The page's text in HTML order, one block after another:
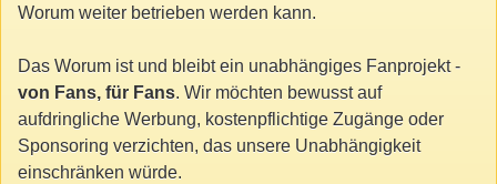
Worum weiter betrieben werden kann.
Das Worum ist und bleibt ein unabhängiges Fanprojekt -
von Fans, für Fans. Wir möchten bewusst auf
aufdringliche Werbung, kostenpflichtige Zugänge oder
Sponsoring verzichten, das unsere Unabhängigkeit
einschränken würde.